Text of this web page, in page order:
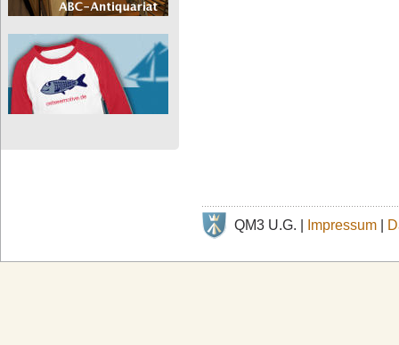
QM3 U.G. | Impressum